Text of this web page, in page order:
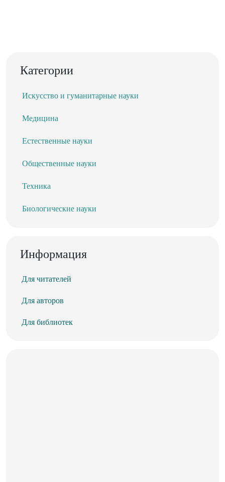
Категории
Искусство и гуманитарные науки
Медицина
Естественные науки
Общественные науки
Техника
Биологические науки
Информация
Для читателей
Для авторов
Для библиотек